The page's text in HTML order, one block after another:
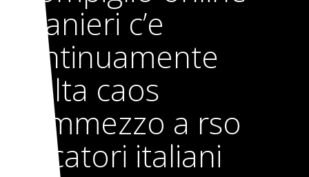
stranieri c’e
continuamente
molta caos
frammezzo a rso
giocatori italiani